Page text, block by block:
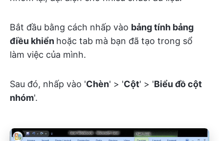
Bắt đầu bằng cách nhấp vào bảng tính bảng
điều khiển hoặc tab mà bạn đã tạo trong sổ
làm việc của mình.
Sau đó, nhấp vào 'Chèn' > 'Cột' > 'Biểu đồ cột
nhóm'.